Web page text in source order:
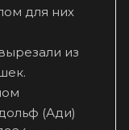
для них
из
(Ади)